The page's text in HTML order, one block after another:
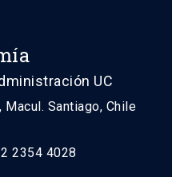
UC
Macul. Santiago, Chile
2354 4028